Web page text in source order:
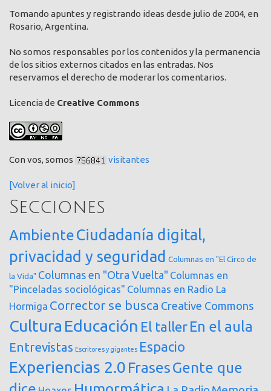
Tomando apuntes y registrando ideas desde julio de 2004, en
Rosario, Argentina.
No somos responsables por los contenidos y la permanencia
de los sitios externos citados en las entradas. Nos
reservamos el derecho de moderar los comentarios.
Licencia de Creative Commons
Con vos, somos visitantes
[Volver al inicio]
Secciones
AmbienteCiudadanía digital,
privacidad y seguridad Columnas en "El Circo de
la Vida" Columnas en "Otra Vuelta" Columnas en
"Pinceladas sociológicas" Columnas en Radio La
Hormiga Corrector se busca Creative Commons
Cultura Educación El taller En el aula
Entrevistas Escritores y gigantes Espacio
Experiencias 2.0 FrasesGente que